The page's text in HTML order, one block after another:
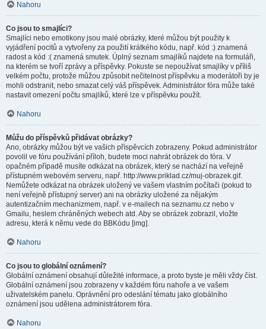
Nahoru
Co jsou to smajlíci?
Smajlíci nebo emotikony jsou malé obrázky, které můžou být použity k
vyjádření pocitů a vytvořeny za použití krátkého kódu, např. kód :) znamená
radost a kód :( znamená smutek. Úplný seznam smajlíků najdete na formuláři,
na kterém se tvoří zprávy a příspěvky. Pokuste se nepoužívat smajlíky v příliš
velkém počtu, protože můžou způsobit nečitelnost příspěvku a moderátoři by je
mohli odstranit, nebo smazat celý váš příspěvek. Administrátor fóra může také
nastavit omezení počtu smajlíků, které lze v příspěvku použít.
Nahoru
Můžu do příspěvků přidávat obrázky?
Ano, obrázky můžou být ve vašich příspěvcích zobrazeny. Pokud administrátor
povolil ve fóru používání příloh, budete moci nahrát obrázek do fóra. V
opačném případě musíte odkázat na obrázek, který se nachází na veřejně
přístupném webovém serveru, např. http://www.priklad.cz/muj-obrazek.gif.
Nemůžete odkázat na obrázek uložený ve vašem vlastním počítači (pokud to
není veřejně přístupný server) ani na obrázky uložené za nějakým
autentizačním mechanizmem, např. v e-mailech na seznamu.cz nebo v
Gmailu, heslem chráněných webech atd. Aby se obrázek zobrazil, vložte
adresu, která k němu vede do BBKódu [img].
Nahoru
Co jsou to globální oznámení?
Globální oznámení obsahují důležité informace, a proto byste je měli vždy číst.
Globální oznámení jsou zobrazeny v každém fóru nahoře a ve vašem
uživatelském panelu. Oprávnění pro odeslání tématu jako globálního
oznámení jsou udělena administrátorem fóra.
Nahoru